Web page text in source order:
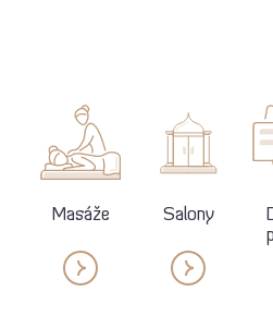
Masáže Salony